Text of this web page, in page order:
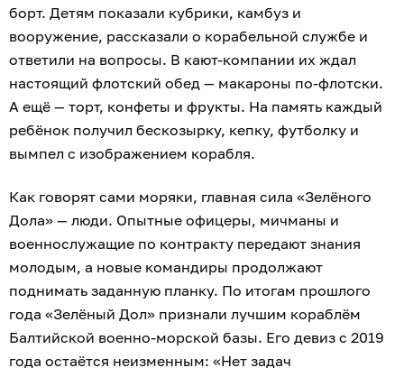
борт. Детям показали кубрики, камбуз и
вооружение, рассказали о корабельной службе и
ответили на вопросы. В кают-компании их ждал
настоящий флотский обед — макароны по-флотски.
А ещё — торт, конфеты и фрукты. На память каждый
ребёнок получил бескозырку, кепку, футболку и
вымпел с изображением корабля.
Как говорят сами моряки, главная сила «Зелёного
Дола» — люди. Опытные офицеры, мичманы и
военнослужащие по контракту передают знания
молодым, а новые командиры продолжают
поднимать заданную планку. По итогам прошлого
года «Зелёный Дол» признали лучшим кораблём
Балтийской военно-морской базы. Его девиз с 2019
года остаётся неизменным: «Нет задач